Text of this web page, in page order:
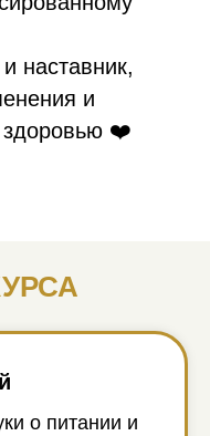
наставник,
и
здоровью ❤️
о питании и